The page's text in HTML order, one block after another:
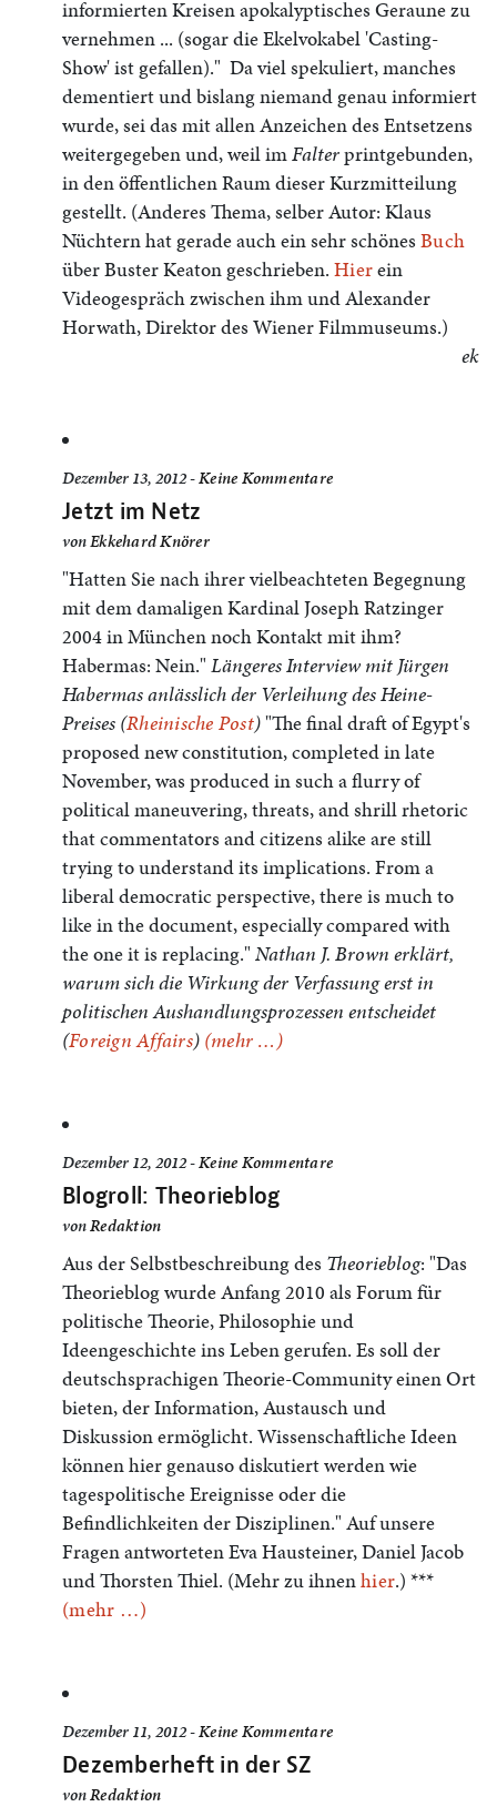
informierten Kreisen apokalyptisches Geraune zu
vernehmen ... (sogar die Ekelvokabel 'Casting-
Show' ist gefallen)." Da viel spekuliert, manches
dementiert und bislang niemand genau informiert
wurde, sei das mit allen Anzeichen des Entsetzens
weitergegeben und, weil imFalterprintgebunden,
in den öffentlichen Raum dieser Kurzmitteilung
gestellt. (Anderes Thema, selber Autor: Klaus
Nüchtern hat gerade auch ein sehr schönes Buch
über Buster Keaton geschrieben. Hierein
Videogespräch zwischen ihm und Alexander
Horwath, Direktor des Wiener Filmmuseums.)
ek
Dezember 13, 2012 -Keine Kommentare
Jetzt im Netz
vonEkkehard Knörer
"Hatten Sie nach ihrer vielbeachteten Begegnung
mit dem damaligen Kardinal Joseph Ratzinger
2004 in München noch Kontakt mit ihm?
Habermas: Nein." Längeres Interview mit Jürgen
Habermas anlässlich der Verleihung des Heine-
Preises (Rheinische Post)"The final draft of Egypt's
proposed new constitution, completed in late
November, was produced in such a flurry of
political maneuvering, threats, and shrill rhetoric
that commentators and citizens alike are still
trying to understand its implications. From a
liberal democratic perspective, there is much to
like in the document, especially compared with
the one it is replacing." Nathan J. Brown erklärt,
warum sich die Wirkung der Verfassung erst in
politischen Aushandlungsprozessen entscheidet
(Foreign Affairs) (mehr …)
Dezember 12, 2012 -Keine Kommentare
Blogroll: Theorieblog
vonRedaktion
Aus der Selbstbeschreibung des Theorieblog: "Das
Theorieblog wurde Anfang 2010 als Forum für
politische Theorie, Philosophie und
Ideengeschichte ins Leben gerufen. Es soll der
deutschsprachigen Theorie-Community einen Ort
bieten, der Information, Austausch und
Diskussion ermöglicht. Wissenschaftliche Ideen
können hier genauso diskutiert werden wie
tagespolitische Ereignisse oder die
Befindlichkeiten der Disziplinen." Auf unsere
Fragen antworteten Eva Hausteiner, Daniel Jacob
und Thorsten Thiel. (Mehr zu ihnenhier.) ***
(mehr …)
Dezember 11, 2012 -Keine Kommentare
Dezemberheft in der SZ
vonRedaktion